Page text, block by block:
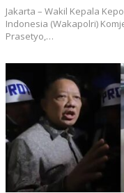
Jakarta – Wakil Kepala
Indonesia (Wakapolri)
Prasetyo,…